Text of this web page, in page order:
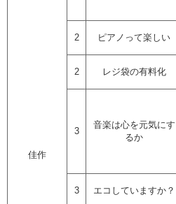
佳作
2 ピアノって楽しい
2 レジ袋の有料化
3
音楽は心を元気にす
るか
3 エコしていますか？